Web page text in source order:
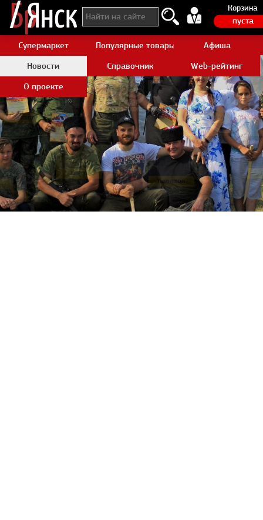
Корзина
пуста
Супермаркет Популярные товары AliexpressАфиша
Новости
Справочник
Web-рейтинг
О проекте